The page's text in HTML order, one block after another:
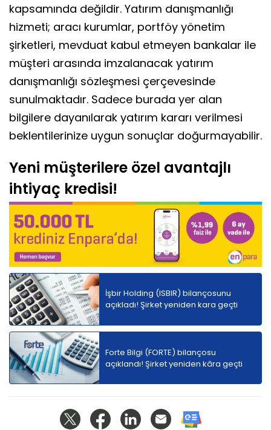
kapsamında değildir. Yatırım danışmanlığı
hizmeti; aracı kurumlar, portföy yönetim
şirketleri, mevduat kabul etmeyen bankalar ile
müşteri arasında imzalanacak yatırım
danışmanlığı sözleşmesi çerçevesinde
sunulmaktadır. Sadece burada yer alan
bilgilere dayanılarak yatırım kararı verilmesi
beklentilerinize uygun sonuçlar doğurmayabilir.
Yeni müşterilere özel avantajlı
ihtiyaç kredisi!
İşbir Holding (ISBIR) bilançosunu
açıkladı! Şirket yeniden kara geçti
Forte Bilgi (FORTE) bilançosu
açıklandı! Şirket yeniden kâra geçti